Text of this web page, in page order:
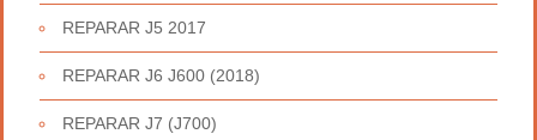
REPARAR J5 2017
REPARAR J6 J600 (2018)
REPARAR J7 (J700)